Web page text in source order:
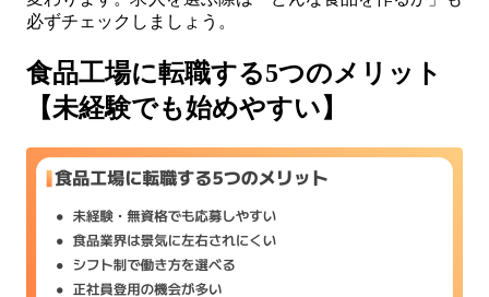
必ずチェックしましょう。
食品工場に転職する5つのメリット
【未経験でも始めやすい】